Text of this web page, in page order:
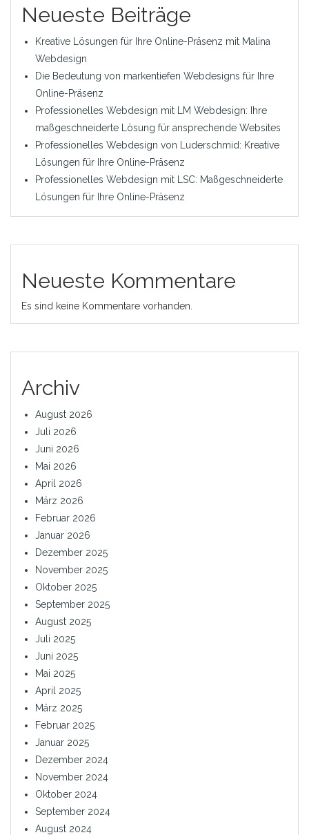
Neueste Beiträge
Kreative Lösungen für Ihre Online-Präsenz mit Malina
Webdesign
Die Bedeutung von markentiefen Webdesigns für Ihre
Online-Präsenz
Professionelles Webdesign mit LM Webdesign: Ihre
maßgeschneiderte Lösung für ansprechende Websites
Professionelles Webdesign von Luderschmid: Kreative
Lösungen für Ihre Online-Präsenz
Professionelles Webdesign mit LSC: Maßgeschneiderte
Lösungen für Ihre Online-Präsenz
Neueste Kommentare
Es sind keine Kommentare vorhanden.
Archiv
August 2026
Juli 2026
Juni 2026
Mai 2026
April 2026
März 2026
Februar 2026
Januar 2026
Dezember 2025
November 2025
Oktober 2025
September 2025
August 2025
Juli 2025
Juni 2025
Mai 2025
April 2025
März 2025
Februar 2025
Januar 2025
Dezember 2024
November 2024
Oktober 2024
September 2024
August 2024